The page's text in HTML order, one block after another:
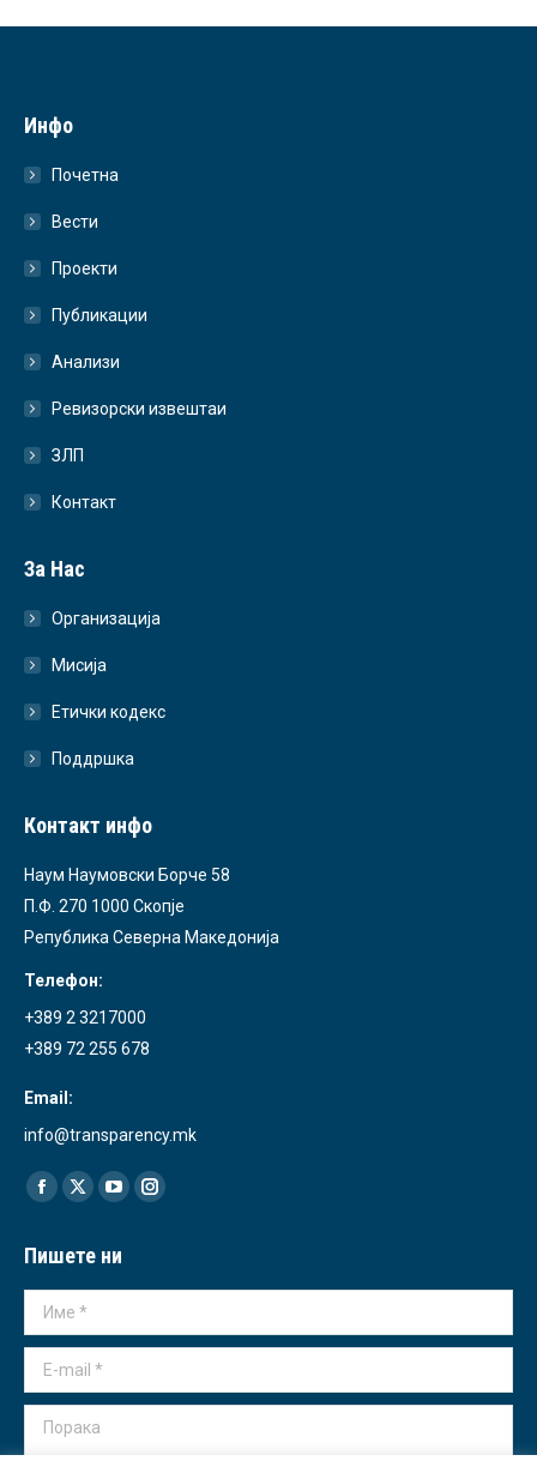
Инфо
Почетна
Вести
Проекти
Публикации
Анализи
Ревизорски извештаи
ЗЛП
Контакт
За Нас
Организација
Мисија
Етички кодекс
Поддршка
Контакт инфо
Наум Наумовски Борче 58
П.Ф. 270 1000 Скопје
Република Северна Македонија
Телефон:
+389 2 3217000
+389 72 255 678
Email:
info@transparency.mk
Find us on:
Facebook
opens
in
X
opens
in
YouTube
opens
in
Instagram
in
Пишете ни
Име *
E-mail *
Порака